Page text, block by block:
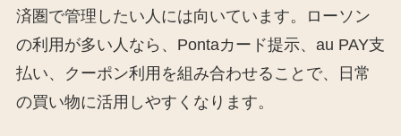
済圏で管理したい人には向いています。ローソン
の利用が多い人なら、Pontaカード提示、au PAY支
払い、クーポン利用を組み合わせることで、日常
の買い物に活用しやすくなります。